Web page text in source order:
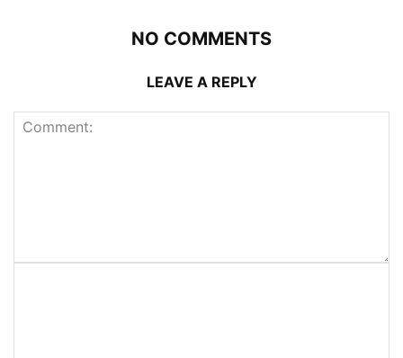
NO COMMENTS
LEAVE A REPLY